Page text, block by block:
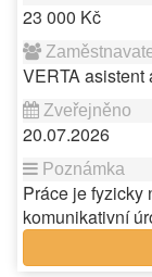
23 000 Kč
VERTA asistent
20.07.2026
Práce je fyzicky
komunikativní